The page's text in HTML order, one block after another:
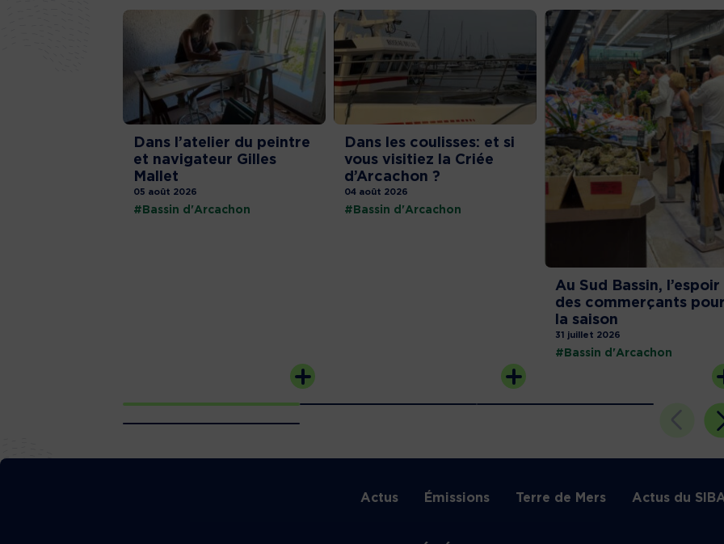
Dans l’atelier du peintre
et navigateur Gilles
Mallet
05 août 2026
#Bassin d'Arcachon
Dans les coulisses: et si
vous visitiez la Criée
d’Arcachon ?
04 août 2026
#Bassin d'Arcachon
Au Sud Bassin, l’espoir
des commerçants
la saison
31 juillet 2026
#Bassin d'Arcachon
Actus Émissions Terre de Mers Actus du